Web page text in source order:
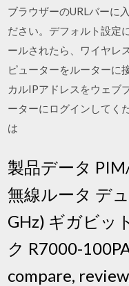
ブラウザーのURLバーに
ださい。デフォルト設定
ールされたら、ワイヤレ
ピューターをルーターに
カルIPアドレスをウェブ
ーターにログインしてく
は
製品データ
無線ルータ デ
GHz) ギガビッ
ク R7000-
compare,